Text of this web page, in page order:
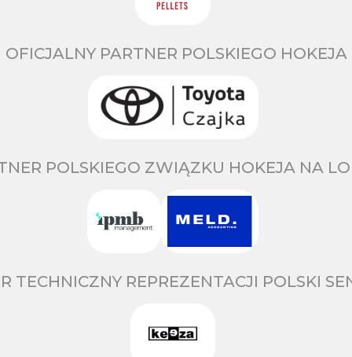
OFICJALNY PARTNER POLSKIEGO HOKEJA
POLSKIEGO ZWIĄZKU HOKEJA NA
TECHNICZNY REPREZENTACJI POLSKI